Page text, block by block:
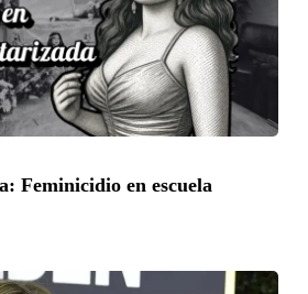
Feminicidio en escuela